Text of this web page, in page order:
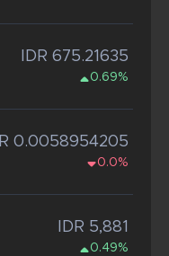
IDR 675.21635
0.69%
0.0058954205
0.0%
IDR 5,881
0.49%